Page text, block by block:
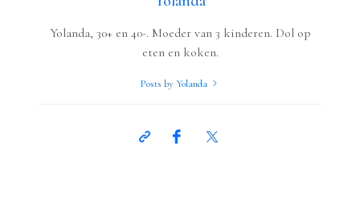
Yolanda, 30+ en 40-. Moeder van 3 kinderen. Dol op
eten en koken.
Posts by Yolanda